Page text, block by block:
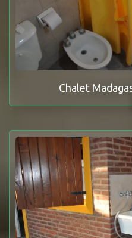
Chalet